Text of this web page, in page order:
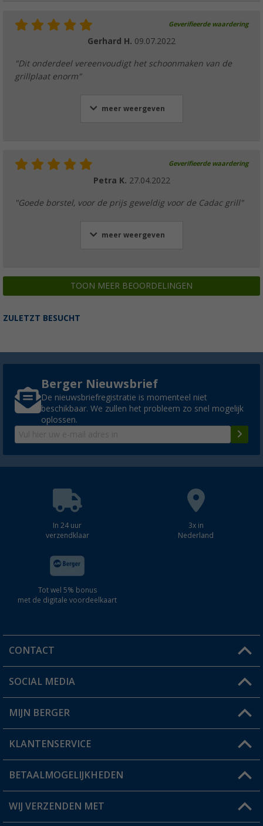
Geverifieerde waardering
Gerhard H. 09.07.2022
"Dit onderdeel vereenvoudigt het schoonmaken van de
grillplaat enorm"
meer weergeven
Geverifieerde waardering
Petra K. 27.04.2022
"Goede borstel, voor de prijs geweldig voor de Cadac grill"
meer weergeven
TOON MEER BEOORDELINGEN
ZULETZT BESUCHT
Berger Nieuwsbrief
De nieuwsbriefregistratie is momenteel niet
beschikbaar. We zullen het probleem zo snel mogelijk
oplossen.
In 24 uur
verzendklaar
3x in
Nederland
Tot wel 5% bonus
met de digitale voordeelkaart
CONTACT
Een vraag?
Winkel vinden
SOCIAL MEDIA
MIJN BERGER
Mijn account
Status bestelling
Verlanglijstje
KLANTENSERVICE
FAQ & Contact
Verzendinformatie
BETAALMOGELIJKHEDEN
WIJ VERZENDEN MET